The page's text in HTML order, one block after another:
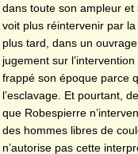
dans toute son ampleur
voit plus réintervenir par
plus tard, dans un
jugement sur
frappé son époque parce
l’esclavage. Et pourtant,
que Robespierre
des hommes libres de
n’autorise pas cette